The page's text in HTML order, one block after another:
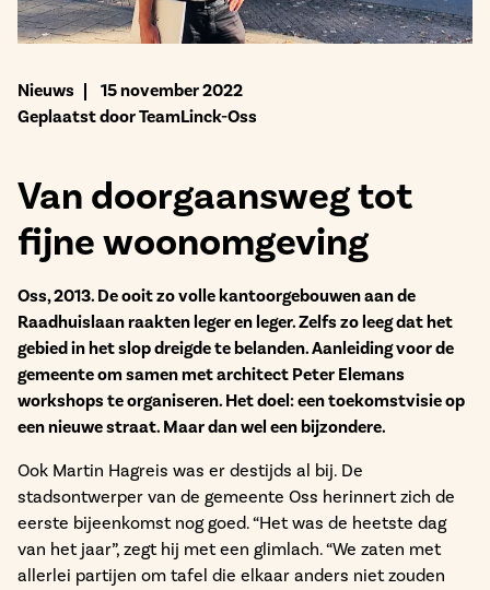
Nieuws
15 november 2022
Geplaatst door TeamLinck-Oss
Van doorgaansweg tot
fijne woonomgeving
Oss, 2013. De ooit zo volle kantoorgebouwen aan de
Raadhuislaan raakten leger en leger. Zelfs zo leeg dat het
gebied in het slop dreigde te belanden. Aanleiding voor de
gemeente om samen met architect Peter Elemans
workshops te organiseren. Het doel: een toekomstvisie op
een nieuwe straat. Maar dan wel een bijzondere.
Ook Martin Hagreis was er destijds al bij. De
stadsontwerper van de gemeente Oss herinnert zich de
eerste bijeenkomst nog goed. “Het was de heetste dag
van het jaar”, zegt hij met een glimlach. “We zaten met
allerlei partijen om tafel die elkaar anders niet zouden
Bekijk het aanbod